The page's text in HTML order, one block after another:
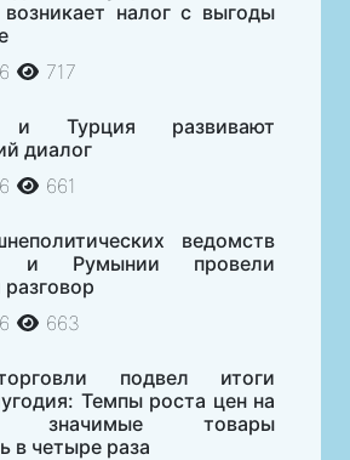
возникает налог с выгоды
717
и Турция развивают
диалог
661
ведомств
и Румынии провели
663
подвел итоги
Темпы роста цен на
значимые товары
в четыре раза